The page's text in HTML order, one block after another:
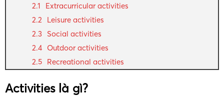
Extracurricular activities
Leisure activities
Social activities
Outdoor activities
Recreational activities
Activities là gì?